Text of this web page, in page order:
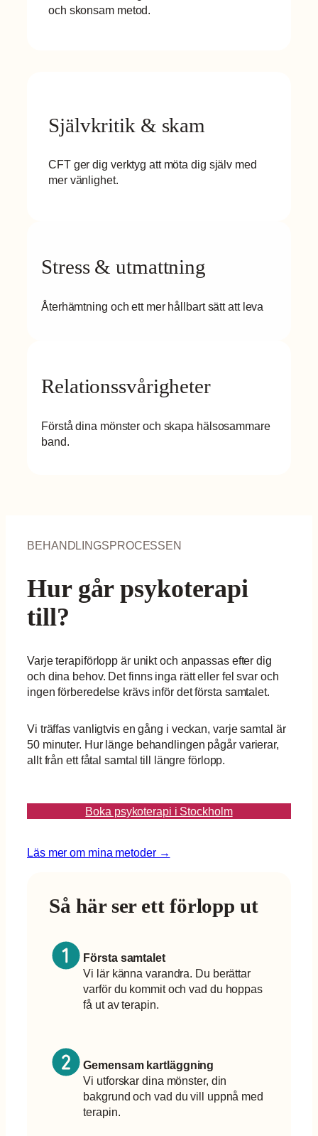
och skonsam metod.
Självkritik & skam
CFT ger dig verktyg att möta dig själv med
mer vänlighet.
Stress & utmattning
Återhämtning och ett mer hållbart sätt att leva
Relationssvårigheter
Förstå dina mönster och skapa hälsosammare
band.
BEHANDLINGSPROCESSEN
Hur går psykoterapi
till?
Varje terapiförlopp är unikt och anpassas efter dig
och dina behov. Det finns inga rätt eller fel svar och
ingen förberedelse krävs inför det första samtalet.
Vi träffas vanligtvis en gång i veckan, varje samtal är
50 minuter. Hur länge behandlingen pågår varierar,
allt från ett fåtal samtal till längre förlopp.
Boka psykoterapi i Stockholm
Läs mer om mina metoder →
Så här ser ett förlopp ut
Första samtalet
Vi lär känna varandra. Du berättar
varför du kommit och vad du hoppas
få ut av terapin.
Gemensam kartläggning
Vi utforskar dina mönster, din
bakgrund och vad du vill uppnå med
terapin.